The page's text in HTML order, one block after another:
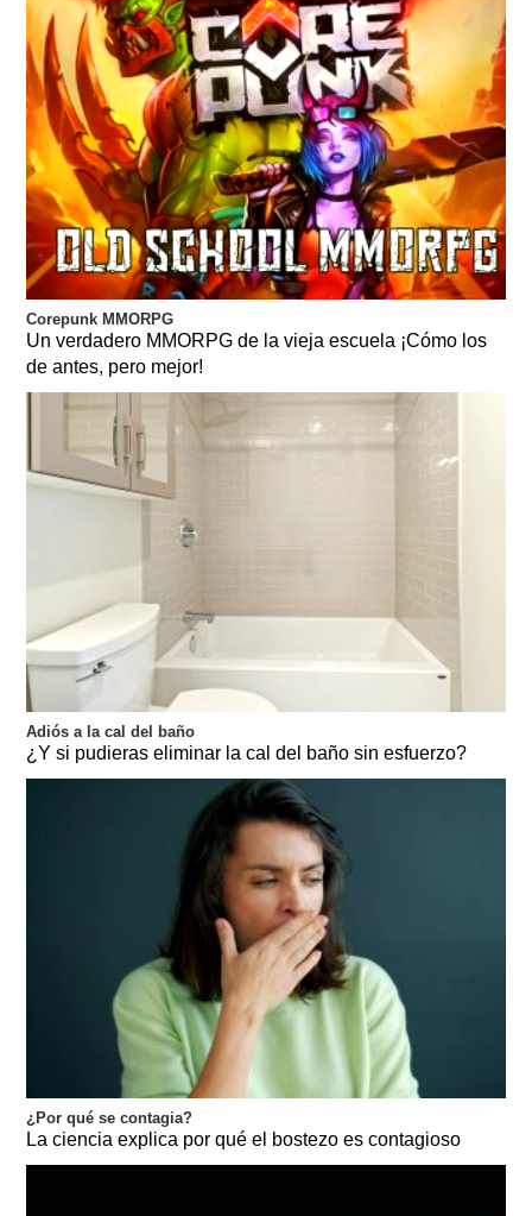
Corepunk MMORPG
Un verdadero MMORPG de la vieja escuela ¡Cómo los
de antes, pero mejor!
Adiós a la cal del baño
¿Y si pudieras eliminar la cal del baño sin esfuerzo?
¿Por qué se contagia?
La ciencia explica por qué el bostezo es contagioso